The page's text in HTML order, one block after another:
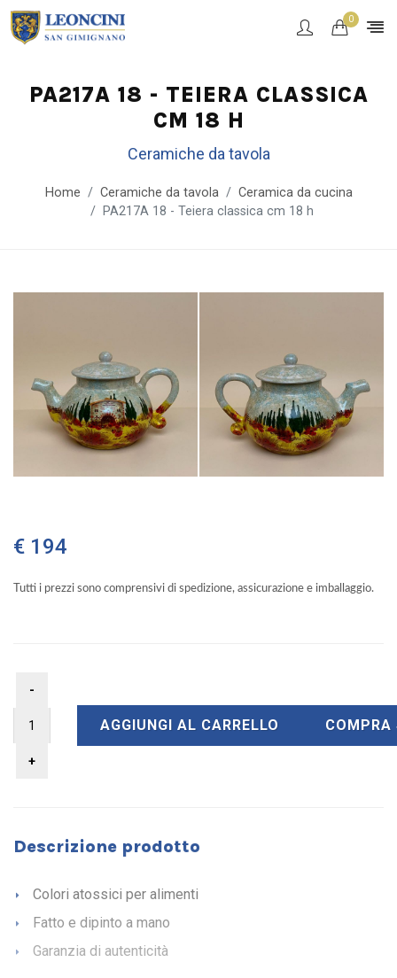
0
PA217A 18 - TEIERA CLASSICA
CM 18 H
Ceramiche da tavola
Home Ceramiche da tavola
Ceramica da cucina
PA217A 18 - Teiera classica cm 18 h
€ 194
Tutti i prezzi sono comprensivi di spedizione, assicurazione e imballaggio.
AGGIUNGI AL CARRELLO COMPRA
Descrizione prodotto
Colori atossici per alimenti
Fatto e dipinto a mano
Garanzia di autenticità